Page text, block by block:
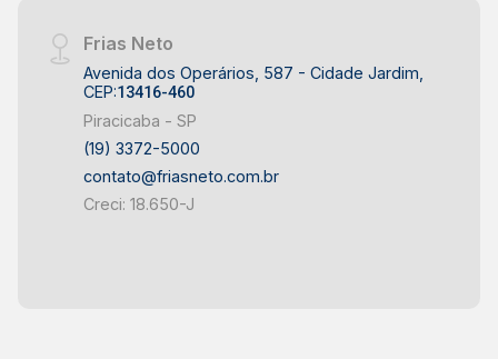
Frias Neto
Avenida dos Operários, 587 - Cidade Jardim,
CEP:13416-460
Piracicaba - SP
(19) 3372-5000
contato@friasneto.com.br
Creci: 18.650-J